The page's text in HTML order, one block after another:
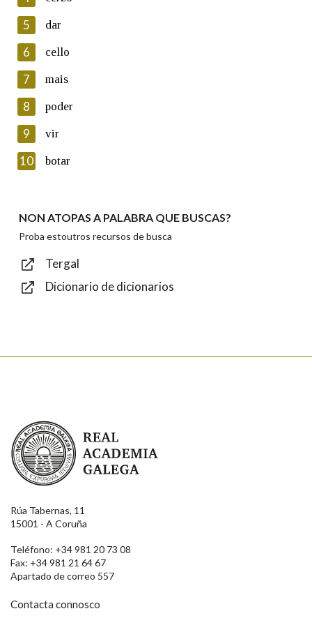
Lin e acepto as condicións da política de
Introduce o código que aparece na imaxe:
Texto de verificación
Enviar
5 dar
6 cello
7 mais
8 poder
9 vir
10 botar
NON ATOPAS A PALABRA QUE BUSCAS?
Proba estoutros recursos de busca
Tergal
Dicionario de dicionarios
Real Academia Galega
Rúa Tabernas, 11
15001 - A Coruña
Teléfono: +34 981 20 73 08
Fax: +34 981 21 64 67
Apartado de correo 557
Contacta connosco